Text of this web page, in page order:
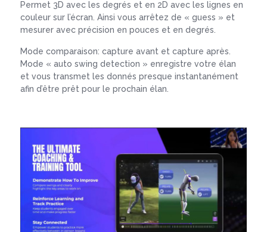
Permet 3D avec les degrés et en 2D avec les lignes en
couleur sur l’écran. Ainsi vous arrêtez de « guess » et
mesurer avec précision en pouces et en degrés.
Mode comparaison: capture avant et capture après.
Mode « auto swing detection » enregistre votre élan
et vous transmet les donnés presque instantanément
afin d’être prêt pour le prochain élan.